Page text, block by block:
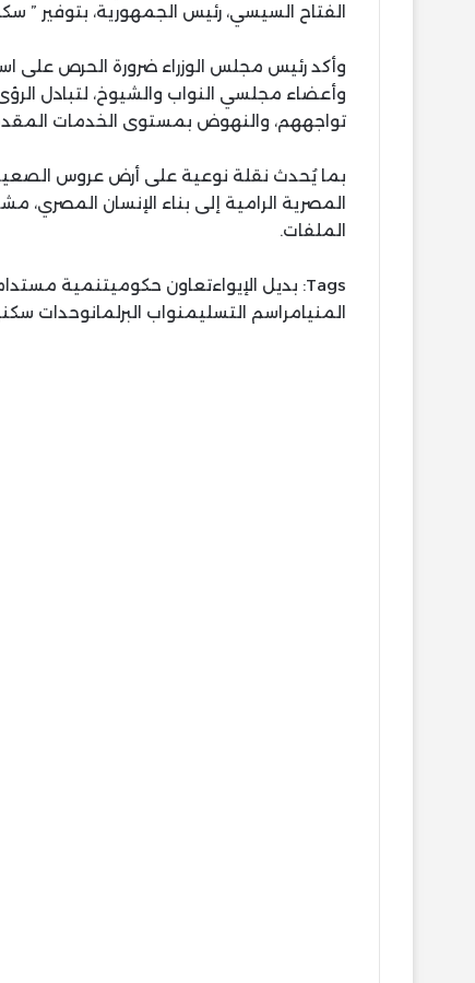
الفتاح السيسي، رئيس الجمهورية، بتوفير ”
وأكد رئيس مجلس الوزراء ضرورة الحرص على
وأعضاء مجلسي النواب والشيوخ، لتبادل
تواجههم، والنهوض بمستوى الخدمات
بما يُحدث نقلة نوعية على أرض عروس
المصرية الرامية إلى بناء الإنسان
الملفات.
Tags: بديل الإيواءتعاون حكوميتنمية
المنيامراسم التسليمنواب البرلمانوحدات